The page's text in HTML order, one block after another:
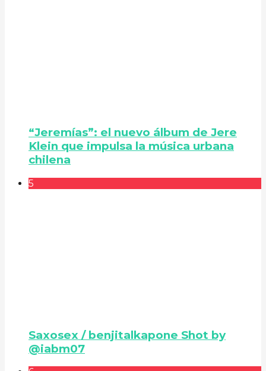
“Jeremías”: el nuevo álbum de Jere
Klein que impulsa la música urbana
chilena
5
Saxosex / benjitalkapone Shot by
@iabm07